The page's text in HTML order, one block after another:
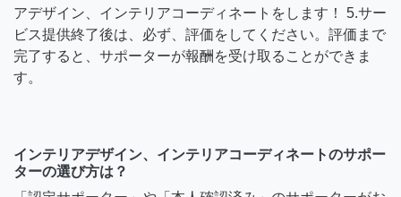
アデザイン、インテリアコーディネートをします！ 5.サー
ビス提供終了後は、必ず、評価をしてください。評価まで
完了すると、サポーターが報酬を受け取ることができま
す。
インテリアデザイン、インテリアコーディネートのサポー
ターの選び方は？